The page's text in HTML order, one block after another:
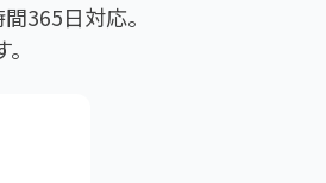
365日対応。